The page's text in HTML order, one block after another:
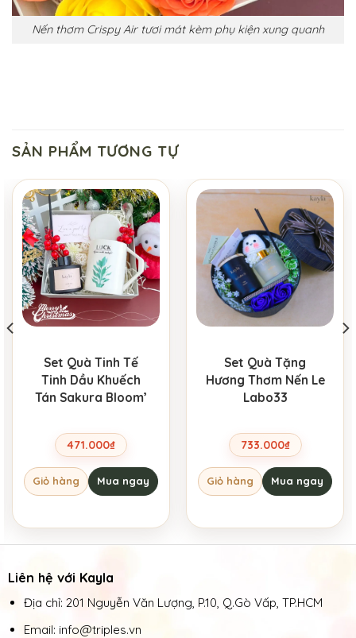
Nến thơm Crispy Air tươi mát kèm phụ kiện xung quanh
SẢN PHẨM TƯƠNG TỰ
Set Quà Tinh Tế
Tinh Dầu Khuếch
Tán Sakura Bloom’
471.000₫
Giỏ hàng Mua ngay
Set Quà Tặng
Hương Thơm Nến Le
Labo33
733.000₫
Giỏ hàng Mua ngay
Liên hệ với Kayla
Địa chỉ: 201 Nguyễn Văn Lượng, P.10, Q.Gò Vấp, TP.HCM
Email: info@triples.vn